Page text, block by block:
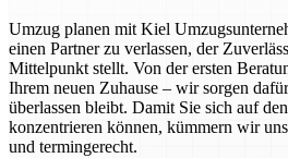
Umzug planen mit Kiel
einen Partner zu verlassen, der
Mittelpunkt stellt. Von der ersten
Ihrem neuen Zuhause – wir sorgen
überlassen bleibt. Damit Sie sich auf
konzentrieren können, kümmern wir
und termingerecht.